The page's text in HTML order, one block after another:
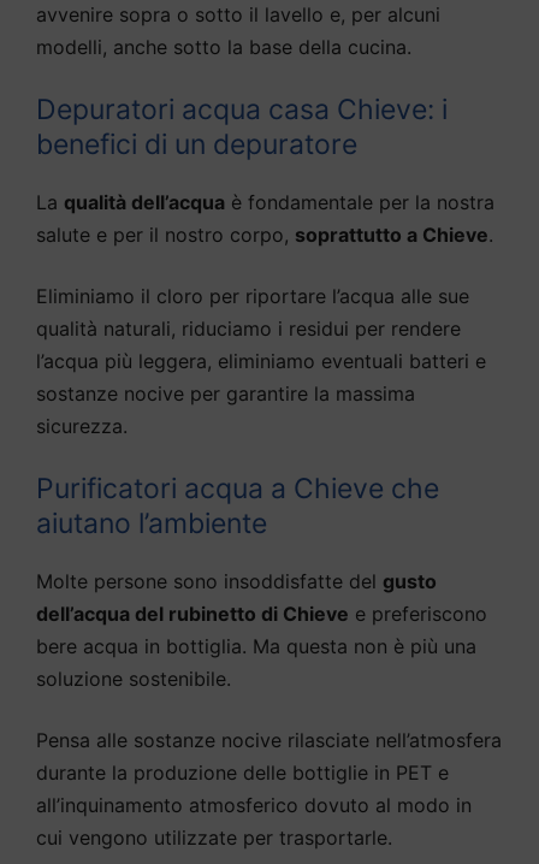
avvenire sopra o sotto il lavello e, per alcuni
modelli, anche sotto la base della cucina.
Depuratori acqua casa Chieve: i
benefici di un depuratore
La qualità dell’acqua è fondamentale per la nostra
salute e per il nostro corpo, soprattutto a Chieve.
Eliminiamo il cloro per riportare l’acqua alle sue
qualità naturali, riduciamo i residui per rendere
l’acqua più leggera, eliminiamo eventuali batteri e
sostanze nocive per garantire la massima
sicurezza.
Purificatori acqua a Chieve che
aiutano l’ambiente
Molte persone sono insoddisfatte del gusto
dell’acqua del rubinetto di Chieve e preferiscono
bere acqua in bottiglia. Ma questa non è più una
soluzione sostenibile.
Pensa alle sostanze nocive rilasciate nell’atmosfera
durante la produzione delle bottiglie in PET e
all’inquinamento atmosferico dovuto al modo in
cui vengono utilizzate per trasportarle.